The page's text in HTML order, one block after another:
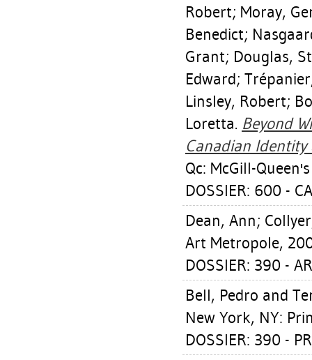
Robert; Moray,
Benedict;
Grant; Douglas,
Edward;
Linsley, Robert;
Loretta. Beyond
Canadian
Qc: McGill-
DOSSIER: 600 -
Dean, Ann;
Art Metropole,
DOSSIER: 390 -
Bell, Pedro and
New York, NY:
DOSSIER: 390 -